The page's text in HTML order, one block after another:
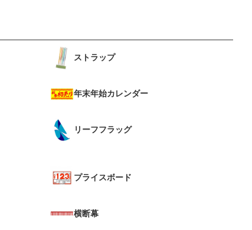
ストラップ
年末年始カレンダー
リーフフラッグ
プライスボード
横断幕